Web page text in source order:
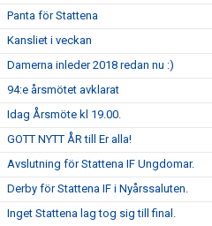
Panta för Stattena
Kansliet i veckan
Damerna inleder 2018 redan nu :)
94:e årsmötet avklarat
Idag Årsmöte kl 19.00.
GOTT NYTT ÅR till Er alla!
Avslutning för Stattena IF Ungdomar.
Derby för Stattena IF i Nyårssaluten.
Inget Stattena lag tog sig till final.